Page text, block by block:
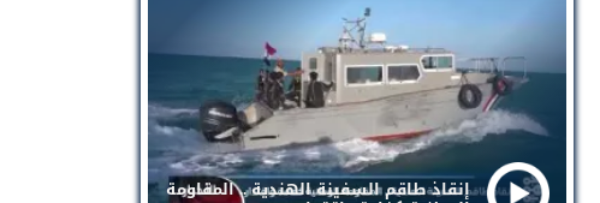
إنقاذ طاقم السفينة الهندية .. المقاومة